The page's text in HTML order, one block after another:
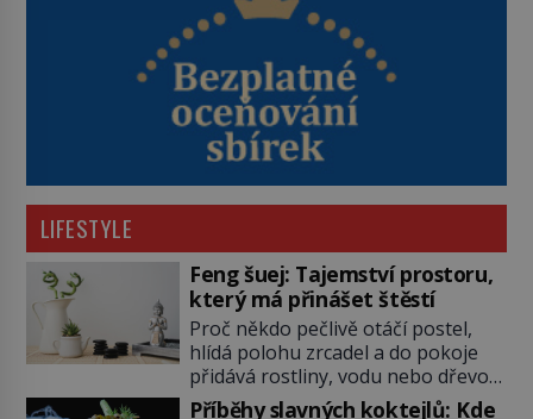
LIFESTYLE
Feng šuej: Tajemství prostoru,
který má přinášet štěstí
Proč někdo pečlivě otáčí postel,
hlídá polohu zrcadel a do pokoje
přidává rostliny, vodu nebo dřevo?
Feng šuej tvrdí, že domov není jen
Příběhy slavných koktejlů: Kde